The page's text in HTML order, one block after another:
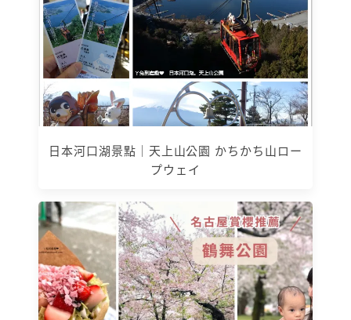
日本河口湖景點｜天上山公園 かちかち山ロー
プウェイ